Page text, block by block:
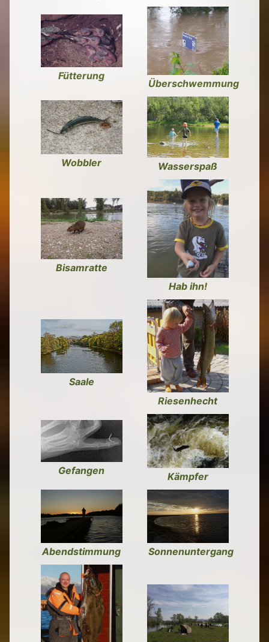
Fütterung
Überschwemmung
Wobbler Wasserspaß
Bisamratte
Hab ihn!
Saale
Riesenhecht
Gefangen Kämpfer
Abendstimmung Sonnenuntergang